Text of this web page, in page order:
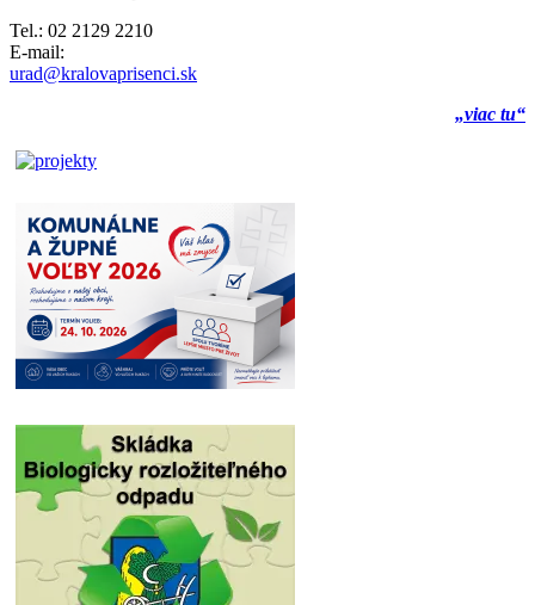
Tel.: 02 2129 2210
E-mail:
urad@kralovaprisenci.sk
„viac tu“